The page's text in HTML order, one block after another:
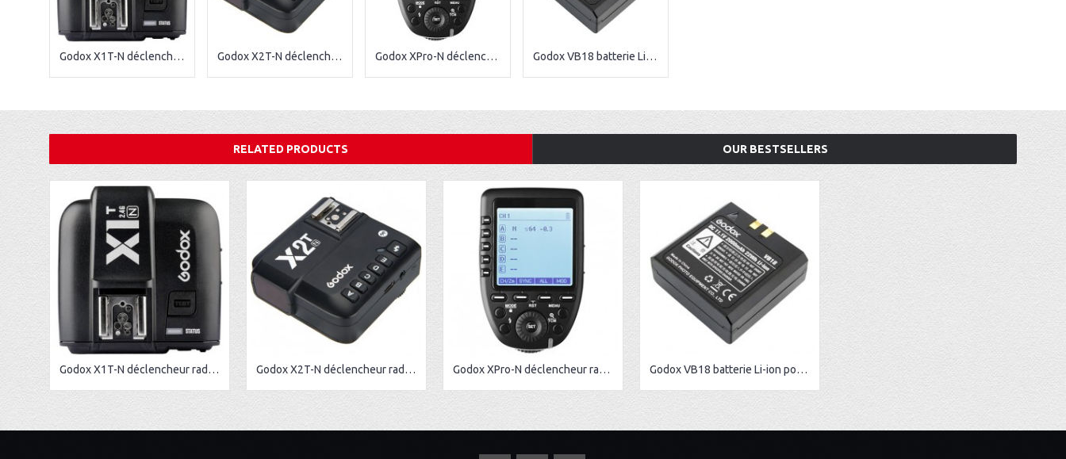
Godox X1T-N déclencheur radio sans fil pour Nikon Godox X2T-N déclencheur radio sans fil pour Nikon Godox XPro-N déclencheur radio sans fil pour Nikon Godox VB18 batterie Li-ion pour flash V850II/V860II
RELATED PRODUCTS OUR BESTSELLERS
Godox X1T-N déclencheur radio sans fil pour Nikon Godox X2T-N déclencheur radio sans fil pour Nikon Godox XPro-N déclencheur radio sans fil pour Nikon Godox VB18 batterie Li-ion pour flash V850II/V860II